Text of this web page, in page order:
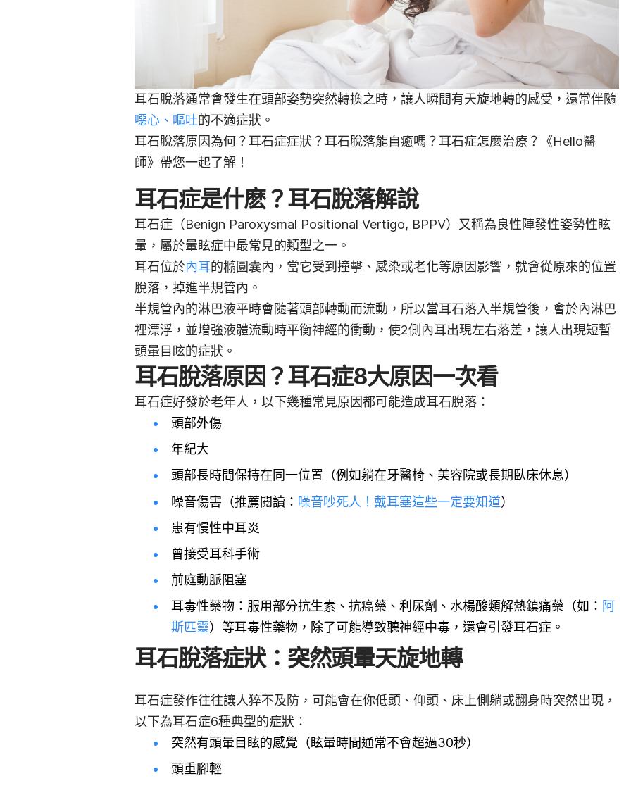
耳石脫落通常會發生在頭部姿勢突然轉換之時，讓人瞬間有天旋地轉的感受，還常伴隨
噁心、嘔吐的不適症狀。
耳石脫落原因為何？耳石症症狀？耳石脫落能自癒嗎？耳石症怎麼治療？《Hello醫
師》帶您一起了解！
耳石症是什麽？耳石脫落解說
耳石症（Benign Paroxysmal Positional Vertigo, BPPV）又稱為良性陣發性姿勢性眩
暈，屬於暈眩症中最常見的類型之一。
耳石位於內耳的橢圓囊內，當它受到撞擊、感染或老化等原因影響，就會從原來的位置
脫落，掉進半規管內。
半規管內的淋巴液平時會隨著頭部轉動而流動，所以當耳石落入半規管後，會於內淋巴
裡漂浮，並增強液體流動時平衡神經的衝動，使2側內耳出現左右落差，讓人出現短暫
頭暈目眩的症狀。
耳石脫落原因？耳石症8大原因一次看
耳石症好發於老年人，以下幾種常見原因都可能造成耳石脫落：
頭部外傷
年紀大
頭部長時間保持在同一位置（例如躺在牙醫椅、美容院或長期臥床休息）
噪音傷害（推薦閱讀： 噪音吵死人！戴耳塞這些一定要知道）
患有慢性中耳炎
曾接受耳科手術
前庭動脈阻塞
耳毒性藥物：服用部分抗生素、抗癌藥、利尿劑、水楊酸類解熱鎮痛藥（如： 阿
斯匹靈）等耳毒性藥物，除了可能導致聽神經中毒，還會引發耳石症。
耳石脫落症狀：突然頭暈天旋地轉
耳石症發作往往讓人猝不及防，可能會在你低頭、仰頭、床上側躺或翻身時突然出現，
以下為耳石症6種典型的症狀：
突然有頭暈目眩的感覺（眩暈時間通常不會超過30秒）
頭重腳輕